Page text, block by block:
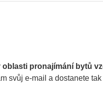
oblasti pronajímání bytů
svůj e-mail a dostanete